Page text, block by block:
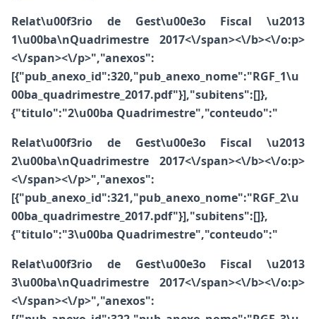
Relat\u00f3rio de Gest\u00e3o Fiscal \u2013
1\u00ba\nQuadrimestre 2017<\/span><\/b><\/o:p>
<\/span><\/p>","anexos":
[{"pub_anexo_id":320,"pub_anexo_nome":"RGF_1\u
00ba_quadrimestre_2017.pdf"}],"subitens":[]},
{"titulo":"2\u00ba Quadrimestre","conteudo":"
Relat\u00f3rio de Gest\u00e3o Fiscal \u2013
2\u00ba\nQuadrimestre 2017<\/span><\/b><\/o:p>
<\/span><\/p>","anexos":
[{"pub_anexo_id":321,"pub_anexo_nome":"RGF_2\u
00ba_quadrimestre_2017.pdf"}],"subitens":[]},
{"titulo":"3\u00ba Quadrimestre","conteudo":"
Relat\u00f3rio de Gest\u00e3o Fiscal \u2013
3\u00ba\nQuadrimestre 2017<\/span><\/b><\/o:p>
<\/span><\/p>","anexos":